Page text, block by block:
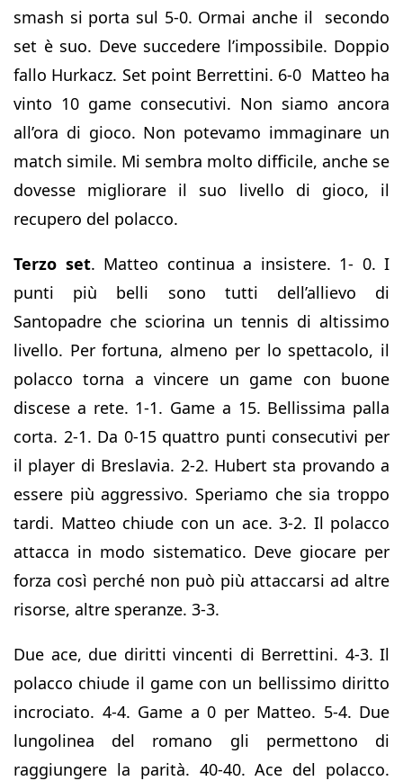
smash si porta sul 5-0. Ormai anche il secondo
set è suo. Deve succedere l’impossibile. Doppio
fallo Hurkacz. Set point Berrettini. 6-0 Matteo ha
vinto 10 game consecutivi. Non siamo ancora
all’ora di gioco. Non potevamo immaginare un
match simile. Mi sembra molto difficile, anche se
dovesse migliorare il suo livello di gioco, il
recupero del polacco.
Terzo set. Matteo continua a insistere. 1- 0. I
punti più belli sono tutti dell’allievo di
Santopadre che sciorina un tennis di altissimo
livello. Per fortuna, almeno per lo spettacolo, il
polacco torna a vincere un game con buone
discese a rete. 1-1. Game a 15. Bellissima palla
corta. 2-1. Da 0-15 quattro punti consecutivi per
il player di Breslavia. 2-2. Hubert sta provando a
essere più aggressivo. Speriamo che sia troppo
tardi. Matteo chiude con un ace. 3-2. Il polacco
attacca in modo sistematico. Deve giocare per
forza così perché non può più attaccarsi ad altre
risorse, altre speranze. 3-3.
Due ace, due diritti vincenti di Berrettini. 4-3. Il
polacco chiude il game con un bellissimo diritto
incrociato. 4-4. Game a 0 per Matteo. 5-4. Due
lungolinea del romano gli permettono di
raggiungere la parità. 40-40. Ace del polacco.